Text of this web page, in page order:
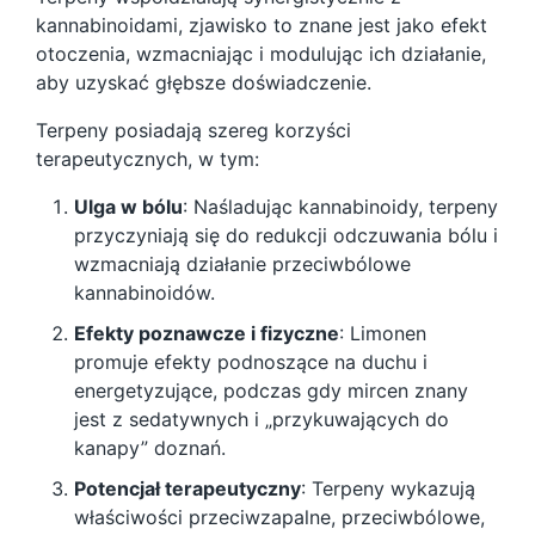
kannabinoidami, zjawisko to znane jest jako efekt
otoczenia, wzmacniając i modulując ich działanie,
aby uzyskać głębsze doświadczenie.
Terpeny posiadają szereg korzyści
terapeutycznych, w tym:
Ulga w bólu: Naśladując kannabinoidy, terpeny
przyczyniają się do redukcji odczuwania bólu i
wzmacniają działanie przeciwbólowe
kannabinoidów.
Efekty poznawcze i fizyczne: Limonen
promuje efekty podnoszące na duchu i
energetyzujące, podczas gdy mircen znany
jest z sedatywnych i „przykuwających do
kanapy” doznań.
Potencjał terapeutyczny: Terpeny wykazują
właściwości przeciwzapalne, przeciwbólowe,